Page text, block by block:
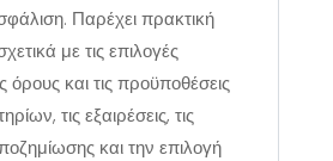
Παρέχει πρακτική
με τις επιλογές
όρους και τις προϋποθέσεις
τις εξαιρέσεις, τις
και την επιλογή